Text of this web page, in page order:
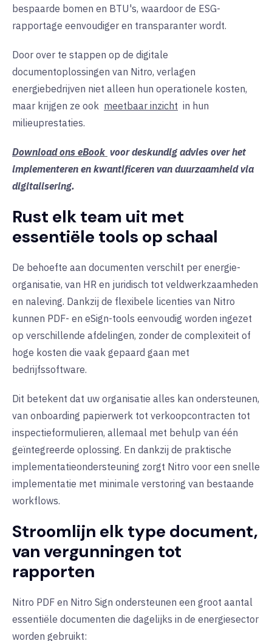
bespaarde bomen en BTU's, waardoor de ESG-
rapportage eenvoudiger en transparanter wordt.
Door over te stappen op de digitale
documentoplossingen van Nitro, verlagen
energiebedrijven niet alleen hun operationele kosten,
maar krijgen ze ook meetbaar inzicht in hun
milieuprestaties.
Download ons eBook voor deskundig advies over het
implementeren en kwantificeren van duurzaamheid via
digitalisering.
Rust elk team uit met
essentiële tools op schaal
De behoefte aan documenten verschilt per energie-
organisatie, van HR en juridisch tot veldwerkzaamheden
en naleving. Dankzij de flexibele licenties van Nitro
kunnen PDF- en eSign-tools eenvoudig worden ingezet
op verschillende afdelingen, zonder de complexiteit of
hoge kosten die vaak gepaard gaan met
bedrijfssoftware.
Dit betekent dat uw organisatie alles kan ondersteunen,
van onboarding papierwerk tot verkoopcontracten tot
inspectieformulieren, allemaal met behulp van één
geïntegreerde oplossing. En dankzij de praktische
implementatieondersteuning zorgt Nitro voor een snelle
implementatie met minimale verstoring van bestaande
workflows.
Stroomlijn elk type document,
vanvergunningen tot
rapporten
Nitro PDF en Nitro Sign ondersteunen een groot aantal
essentiële documenten die dagelijks in de energiesector
worden gebruikt: